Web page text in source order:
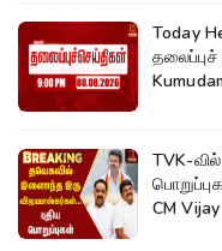
Today
TVK-
CM Vijay